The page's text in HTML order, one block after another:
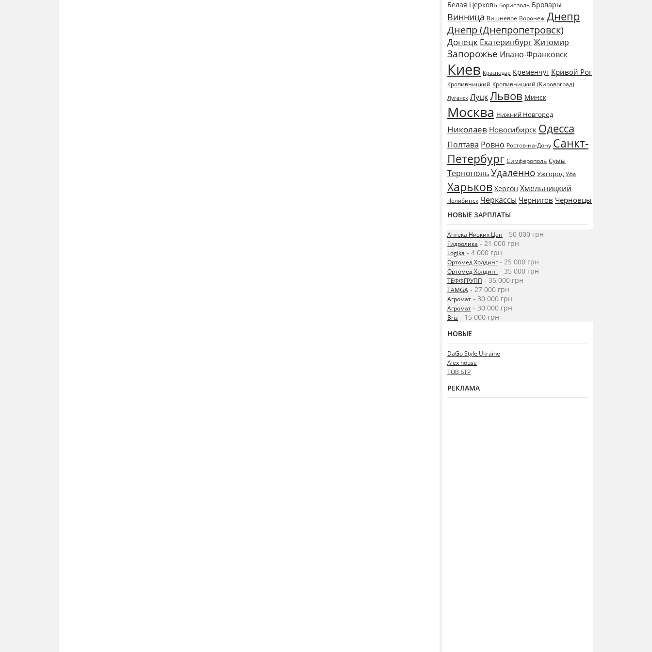
Белая Церковь Борисполь Бровары
Винница Вишневое Воронеж Днепр
Днепр (Днепропетровск)
Донецк ЕкатеринбургЖитомир
Запорожье Ивано-Франковск
Киев Краснодар Кременчуг Кривой Рог
Кропивницкий Кропивницкий (Кировоград)
Луганск ЛуцкЛьвов Минск
Москва Нижний Новгород
Николаев Новосибирск Одесса
Полтава Ровно Ростов-на-Дону Санкт-
Петербург Симферополь Сумы
ТернопольУдаленно Ужгород Уфа
Харьков Херсон Хмельницкий
Челябинск Черкассы Чернигов Черновцы
НОВЫЕ ЗАРПЛАТЫ
Аптека Низких Цен - 50 000 грн
Гидролика - 21 000 грн
Logika - 4 000 грн
Ортомед Холдинг - 25 000 грн
Ортомед Холдинг - 35 000 грн
ТЕФФГРУПП - 35 000 грн
TAMGA - 27 000 грн
Агромат - 30 000 грн
Агромат - 30 000 грн
Briz - 15 000 грн
НОВЫЕ
DaGo Style Ukraine
Alex house
ТОВ БТР
РЕКЛАМА